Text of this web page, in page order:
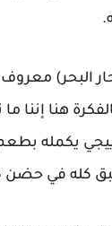
البحر)
هنا
يكمله
كله في حضن